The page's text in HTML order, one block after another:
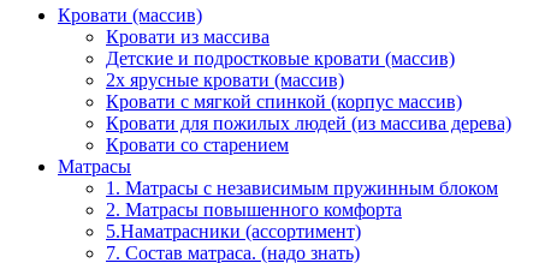
Кровати (массив)
Кровати из массива
Детские и подростковые кровати (массив)
2х ярусные кровати (массив)
Кровати с мягкой спинкой (корпус массив)
Кровати для пожилых людей (из массива дерева)
Кровати со старением
Матрасы
1. Матрасы с независимым пружинным блоком
2. Матрасы повышенного комфорта
5.Наматрасники (ассортимент)
7. Состав матраса. (надо знать)